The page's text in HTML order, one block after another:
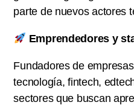
parte de nuevos actores
Emprendedores y
Fundadores de
tecnología, fintech,
sectores que buscan